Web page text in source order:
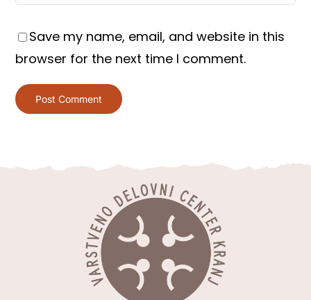
Save my name, email, and website in this
browser for the next time I comment.